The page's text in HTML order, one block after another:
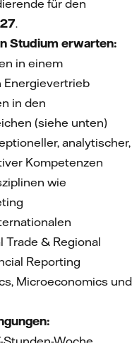
für den
.
Studium erwarten:
in einem
Energievertrieb
in den
(siehe unten)
analytischer,
Kompetenzen
wie
Trade & Regional
Reporting
Microeconomics und